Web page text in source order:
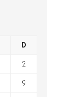
D
2
9